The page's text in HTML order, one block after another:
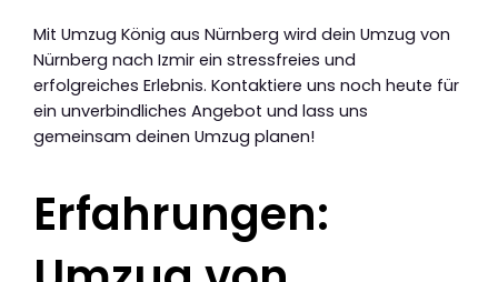
Mit Umzug König aus Nürnberg wird dein Umzug von
Nürnberg nach Izmir ein stressfreies und
erfolgreiches Erlebnis. Kontaktiere uns noch heute für
ein unverbindliches Angebot und lass uns
gemeinsam deinen Umzug planen!
Erfahrungen: